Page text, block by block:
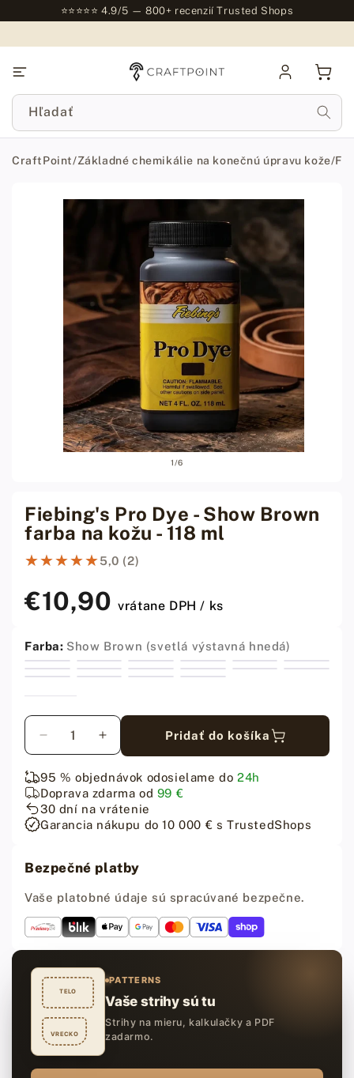
⭐⭐⭐⭐⭐ 4.9/5 — 800+ recenzií Trusted Shops
Košík
Hľadať
CraftPoint/Základné chemikálie na konečnú úpravu kože/
informácie
modálnom
okne
1/z6
Fiebing's Pro Dye - Show Brown
farba na kožu - 118 ml
★★★★★
★★★★★5,0 (2)
Bežná
cena
€10,90vrátane DPH / ks
Farba: Show Brown (svetlá výstavná hnedá)
Množstvo
Znížiť
množstvo
pre
Fiebing&#39;s
Pro
Dye
Brown
farba
na
kožu
-
ml
Zvýšiť
množstvo
pre
Fiebing&#39;s
Pro
Dye
Brown
farba
na
kožu
-
ml
Pridať do košíka
95 % objednávok odosielame do24h
Doprava zdarma od 99 €
30 dní na vrátenie
Garancia nákupu do 10 000 € s TrustedShops
Bezpečné platby
Vaše platobné údaje sú spracúvané bezpečne.
TELO
VRECKO
PATTERNS
Vaše strihy sú tu
Strihy na mieru, kalkulačky a PDF
zadarmo.